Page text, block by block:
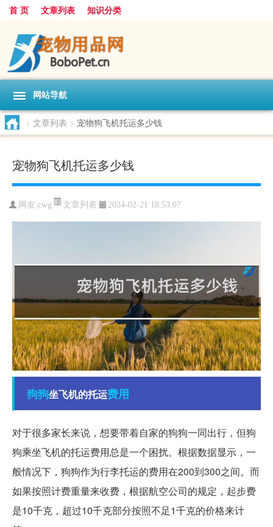
首 页 文章列表 知识分类
网站导航
> 文章列表 > 宠物狗飞机托运多少钱
宠物狗飞机托运多少钱
网友:cwg 文章列表 2024-02-21 18:53:07
狗狗坐飞机的托运费用
对于很多家长来说，想要带着自家的狗狗一同出行，但狗
狗乘坐飞机的托运费用总是一个困扰。根据数据显示，一
般情况下，狗狗作为行李托运的费用在200到300之间。而
如果按照计费重量来收费，根据航空公司的规定，起步费
是10千克，超过10千克部分按照不足1千克的价格来计